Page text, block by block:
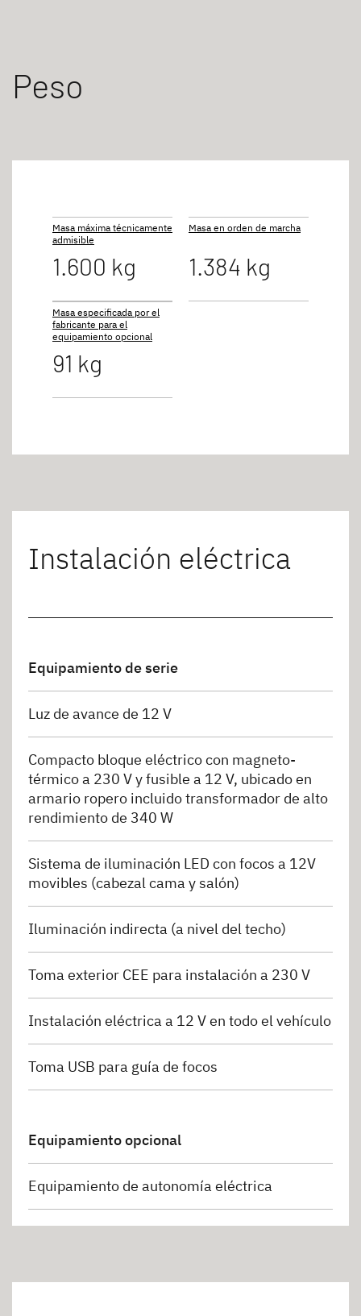
Peso
Masa máxima técnicamente
admisible
1.600 kg
Masa en orden de marcha
1.384 kg
Masa especificada por el
fabricante para el
equipamiento opcional
91 kg
Instalación eléctrica
Equipamiento de serie
Luz de avance de 12 V
Compacto bloque eléctrico con magneto-
térmico a 230 V y fusible a 12 V, ubicado en
armario ropero incluido transformador de alto
rendimiento de 340 W
Sistema de iluminación LED con focos a 12V
movibles (cabezal cama y salón)
Iluminación indirecta (a nivel del techo)
Toma exterior CEE para instalación a 230 V
Instalación eléctrica a 12 V en todo el vehículo
Toma USB para guía de focos
Equipamiento opcional
Equipamiento de autonomía eléctrica